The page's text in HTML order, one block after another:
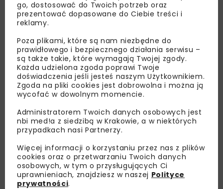
Lubisz wiedzieć więcej?
Zapisz się do newslettera aby otrzymywać od
nas najlepsze informacje branżowe,
go, dostosować do Twoich potrzeb oraz
prezentować dopasowane do Ciebie treści i
reklamy.
Poza plikami, które są nam niezbędne do
prawidłowego i bezpiecznego działania serwisu –
są także takie, które wymagają Twojej zgody.
Każda udzielona zgoda poprawi Twoje
doświadczenia jeśli jesteś naszym Użytkownikiem.
Zgoda na pliki cookies jest dobrowolna i można ją
wycofać w dowolnym momencie.
Administratorem Twoich danych osobowych jest
nbi med!a z siedzibą w Krakowie, a w niektórych
przypadkach nasi Partnerzy.
Więcej informacji o korzystaniu przez nas z plików
cookies oraz o przetwarzaniu Twoich danych
osobowych, w tym o przysługujących Ci
uprawnieniach, znajdziesz w naszej Polityce
prywatności.